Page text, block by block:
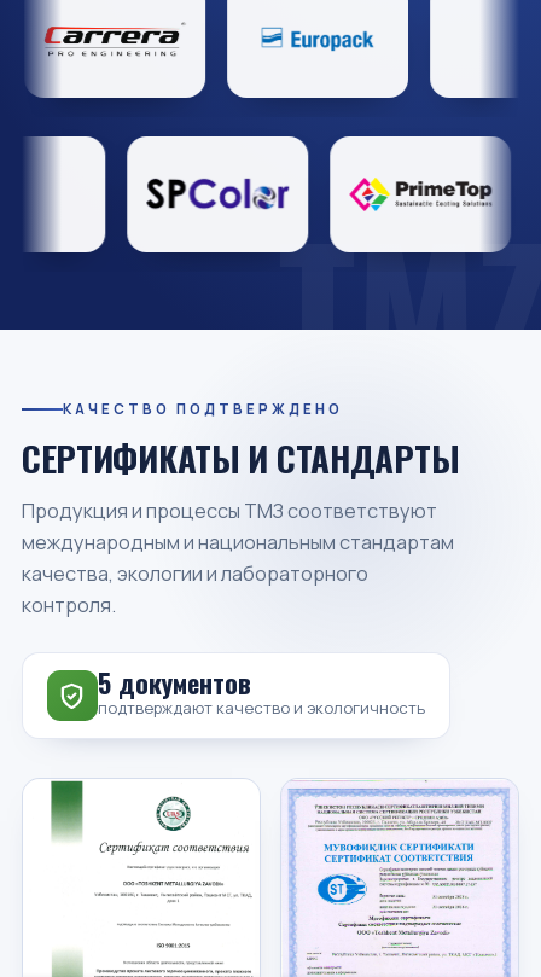
КАЧЕСТВО ПОДТВЕРЖДЕНО
СЕРТИФИКАТЫ И СТАНДАРТЫ
Продукция и процессы ТМЗ соответствуют
международным и национальным стандартам
качества, экологии и лабораторного
контроля.
5 документов
подтверждают качество и экологичность